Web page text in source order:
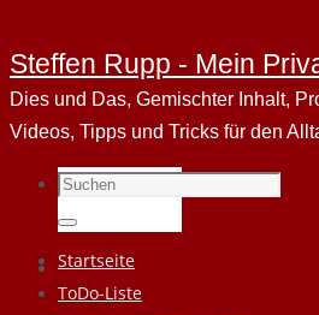
Steffen Rupp - Mein
Dies und Das, Gemischter Inhalt,
Videos, Tipps und Tricks für den
Suchen
nach:
Suchen
Zum
Inhalt
Startseite
ToDo-Liste